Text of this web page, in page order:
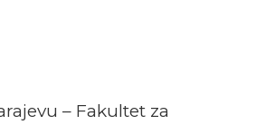
– Fakultet za